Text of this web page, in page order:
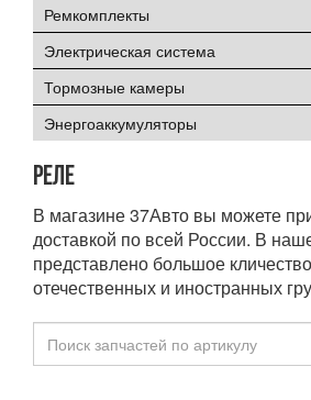
Ремкомплекты
Электрическая система
Тормозные камеры
Энергоаккумуляторы
Реле
В магазине 37Авто вы можете
доставкой по всей России. В
представлено большое
отечественных и иностранных